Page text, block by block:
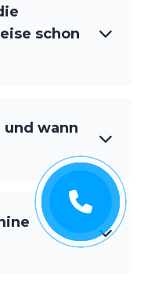
schon
und wann